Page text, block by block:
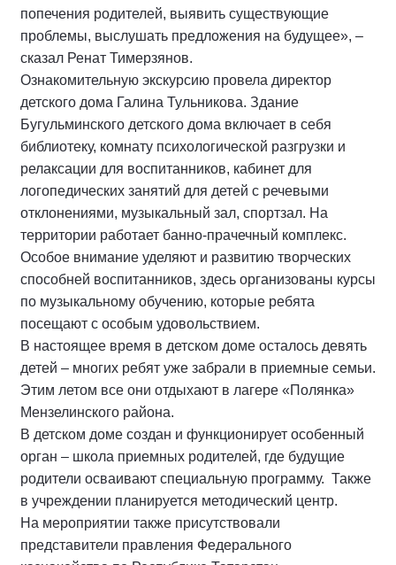
попечения родителей, выявить существующие
проблемы, выслушать предложения на будущее», –
сказал Ренат Тимерзянов.
Ознакомительную экскурсию провела директор
детского дома Галина Тульникова. Здание
Бугульминского детского дома включает в себя
библиотеку, комнату психологической разгрузки и
релаксации для воспитанников, кабинет для
логопедических занятий для детей с речевыми
отклонениями, музыкальный зал, спортзал. На
территории работает банно-прачечный комплекс.
Особое внимание уделяют и развитию творческих
способней воспитанников, здесь организованы курсы
по музыкальному обучению, которые ребята
посещают с особым удовольствием.
В настоящее время в детском доме осталось девять
детей – многих ребят уже забрали в приемные семьи.
Этим летом все они отдыхают в лагере «Полянка»
Мензелинского района.
В детском доме создан и функционирует особенный
орган – школа приемных родителей, где будущие
родители осваивают специальную программу. Также
в учреждении планируется методический центр.
На мероприятии также присутствовали
представители правления Федерального